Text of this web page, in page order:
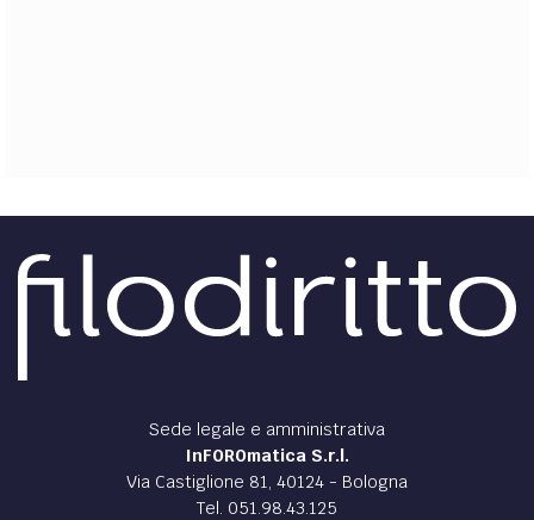
Sede legale e amministrativa
InFOROmatica S.r.l.
Via Castiglione 81, 40124 - Bologna
Tel. 051.98.43.125